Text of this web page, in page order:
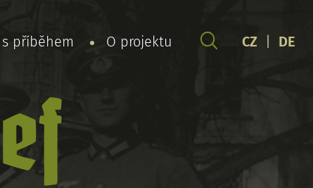
s příběhem O projektu CZ DE